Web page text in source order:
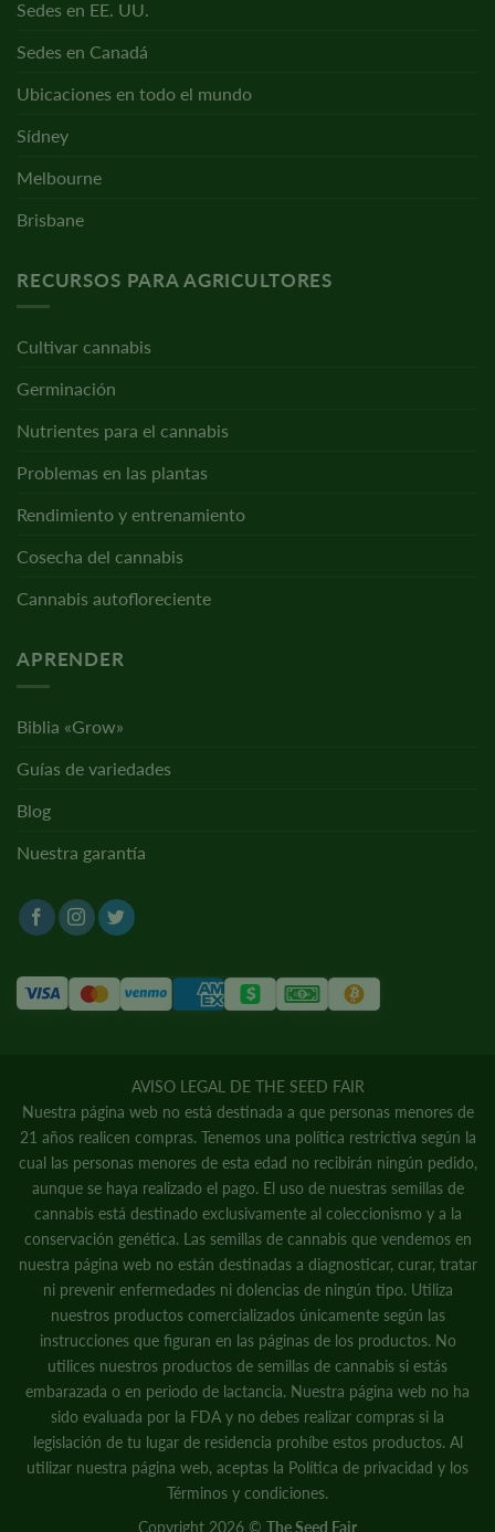
Sedes en EE. UU.
Sedes en Canadá
Ubicaciones en todo el mundo
Sídney
Melbourne
Brisbane
RECURSOS PARA AGRICULTORES
Cultivar cannabis
Germinación
Nutrientes para el cannabis
Problemas en las plantas
Rendimiento y entrenamiento
Cosecha del cannabis
Cannabis autofloreciente
APRENDER
Biblia «Grow»
Guías de variedades
Blog
Nuestra garantía
AVISO LEGAL DE THE SEED FAIR
Nuestra página web no está destinada a que personas menores de
21 años realicen compras. Tenemos una política restrictiva según la
cual las personas menores de esta edad no recibirán ningún pedido,
aunque se haya realizado el pago. El uso de nuestras semillas de
cannabis está destinado exclusivamente al coleccionismo y a la
conservación genética. Las semillas de cannabis que vendemos en
nuestra página web no están destinadas a diagnosticar, curar, tratar
ni prevenir enfermedades ni dolencias de ningún tipo. Utiliza
nuestros productos comercializados únicamente según las
instrucciones que figuran en las páginas de los productos. No
utilices nuestros productos de semillas de cannabis si estás
embarazada o en periodo de lactancia. Nuestra página web no ha
sido evaluada por la FDA y no debes realizar compras si la
legislación de tu lugar de residencia prohíbe estos productos. Al
utilizar nuestra página web, aceptas la Política de privacidad y los
Términos y condiciones.
Copyright 2026 © The Seed Fair